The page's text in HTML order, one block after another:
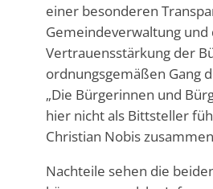
einer besonderen
Gemeindeverwaltung und
Vertrauensstärkung der
ordnungsgemäßen Gang
„Die Bürgerinnen und
hier nicht als Bittsteller
Christian Nobis
Nachteile sehen die